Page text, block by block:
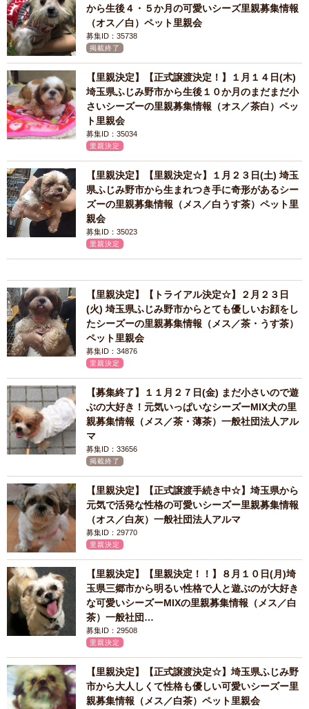
から生後４・５か月の可愛いシーズ里親募集情報
（オス／白）ペット里親会
募集ID：35738
掲載終了
【里親決定】【正式譲渡決定！】１月１４日(木)
埼玉県ふじみ野市から生後１０か月のまだまだ小
さいシーズーの里親募集情報（オス／茶白）ペッ
ト里親会
募集ID：35034
里親決定
【里親決定】【里親決定☆】１月２３日(土) 埼玉
県ふじみ野市から生まれつき手に奇形があるシー
ズーの里親募集情報（メス／白うす茶）ペット里
親会
募集ID：35023
里親決定
【里親決定】【トライアル決定☆】２月２３日
(火) 埼玉県ふじみ野市からとても優しいお顔をし
たシーズーの里親募集情報（メス／茶・うす茶）
ペット里親会
募集ID：34876
里親決定
【募集終了】１１月２７日(金) まだ小さいので遊
ぶの大好き！元気いっぱいなシーズーMIX犬の里
親募集情報（メス／茶・薄茶）一般社団法人アル
マ
募集ID：33656
掲載終了
【里親決定】【正式譲渡手続き中☆】埼玉県から
元気で活発な性格の可愛いシーズー里親募集情報
（オス／白灰）一般社団法人アルマ
募集ID：29770
里親決定
【里親決定】【里親決定！！】８月１０日(月)埼
玉県三郷市から明るい性格で人と遊ぶのが大好き
な可愛いシーズーMIXの里親募集情報（メス／白
茶）一般社団…
募集ID：29508
里親決定
【里親決定】【正式譲渡決定☆】埼玉県ふじみ野
市から大人しくて性格も優しい可愛いシーズー里
親募集情報（メス／白茶）ペット里親会